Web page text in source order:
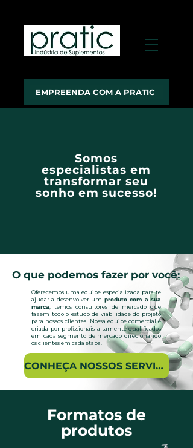
EMPREENDA COM A PRATIC
Somos
especialistas em
transformar seu
sonho em sucesso!
O que podemos fazer por você:
Oferecemos uma equipe especializada para te
ajudar a desenvolver um produto com a sua
marca , temos consultores de mercado que
fazem todo o estudo de viabilidade do projeto
para nossos clientes. Nossa equipe comercial é
criada por profissionais altamente qualificados
em cada segmento de mercado direcionando
os clientes em cada etapa.
CONHEÇA NOSSOS SERVIÇOS
Formatos de
produtos